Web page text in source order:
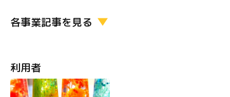
各事業記事を見る
利用者